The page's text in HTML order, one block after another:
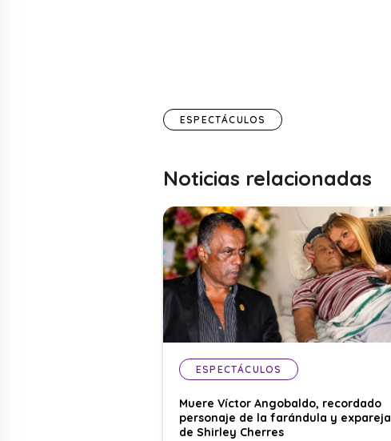
ESPECTÁCULOS
Noticias relacionadas
ESPECTÁCULOS
Muere Víctor Angobaldo, recordado
personaje de la farándula y expareja
de Shirley Cherres